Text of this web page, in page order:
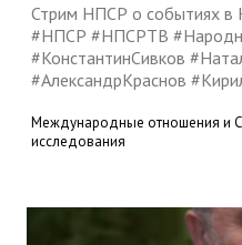
Стрим НПСР о событиях в
#НПСР #НПСРТВ
#КонстантинСивков
#АлександрКраснов
Международные отношения и
исследования